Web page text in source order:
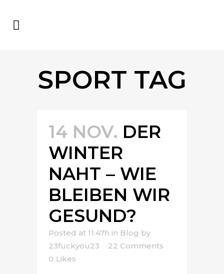
SPORT TAG
14 NOV. DER
WINTER
NAHT – WIE
BLEIBEN WIR
GESUND?
Posted at 11:47h in Blog by
23fuckyou23
22 Comments
0 Likes